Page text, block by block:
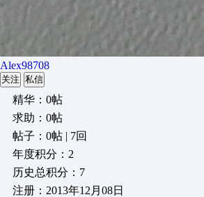
Alex98708
关注 私信
精华：0帖
求助：0帖
帖子：0帖 | 7回
年度积分：2
历史总积分：7
注册：2013年12月08日